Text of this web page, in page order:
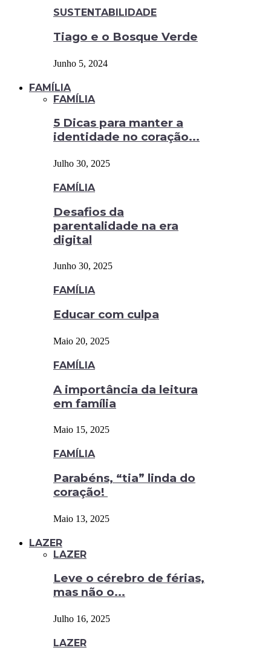
SUSTENTABILIDADE
Tiago e o Bosque Verde
Junho 5, 2024
FAMÍLIA
FAMÍLIA
5 Dicas para manter a
identidade no coração...
Julho 30, 2025
FAMÍLIA
Desafios da
parentalidade na era
digital
Junho 30, 2025
FAMÍLIA
Educar com culpa
Maio 20, 2025
FAMÍLIA
A importância da leitura
em família
Maio 15, 2025
FAMÍLIA
Parabéns, “tia” linda do
coração!
Maio 13, 2025
LAZER
LAZER
Leve o cérebro de férias,
mas não o...
Julho 16, 2025
LAZER